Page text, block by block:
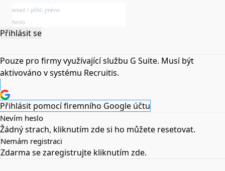
Přihlásit se
Pouze pro firmy využívající službu G Suite. Musí být
aktivováno v systému Recruitis.
Přihlásit pomocí firemního Google účtu
Nevím heslo
Žádný strach, kliknutím zdesi ho můžete resetovat.
Nemám registraci
Zdarma se zaregistrujte kliknutím zde.